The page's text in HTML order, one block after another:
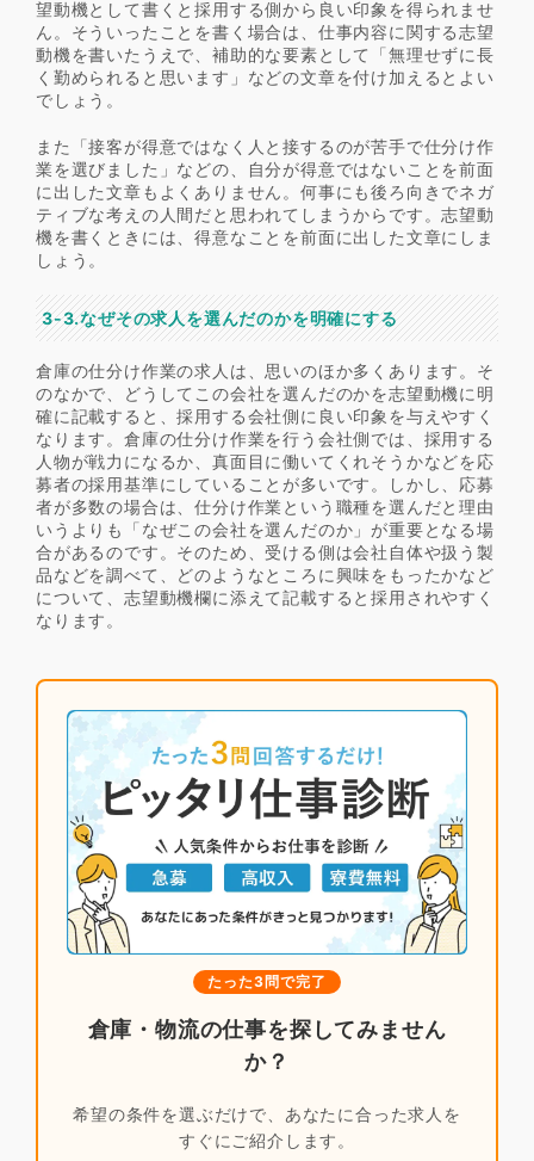
望動機として書くと採用する側から良い印象を得られませ
ん。そういったことを書く場合は、仕事内容に関する志望
動機を書いたうえで、補助的な要素として「無理せずに長
く勤められると思います」などの文章を付け加えるとよい
でしょう。
また「接客が得意ではなく人と接するのが苦手で仕分け作
業を選びました」などの、自分が得意ではないことを前面
に出した文章もよくありません。何事にも後ろ向きでネガ
ティブな考えの人間だと思われてしまうからです。志望動
機を書くときには、得意なことを前面に出した文章にしま
しょう。
3-3.なぜその求人を選んだのかを明確にする
倉庫の仕分け作業の求人は、思いのほか多くあります。そ
のなかで、どうしてこの会社を選んだのかを志望動機に明
確に記載すると、採用する会社側に良い印象を与えやすく
なります。倉庫の仕分け作業を行う会社側では、採用する
人物が戦力になるか、真面目に働いてくれそうかなどを応
募者の採用基準にしていることが多いです。しかし、応募
者が多数の場合は、仕分け作業という職種を選んだと理由
いうよりも「なぜこの会社を選んだのか」が重要となる場
合があるのです。そのため、受ける側は会社自体や扱う製
品などを調べて、どのようなところに興味をもったかなど
について、志望動機欄に添えて記載すると採用されやすく
なります。
たった3問で完了
倉庫・物流の仕事を探してみません
か？
希望の条件を選ぶだけで、あなたに合った求人を
すぐにご紹介します。